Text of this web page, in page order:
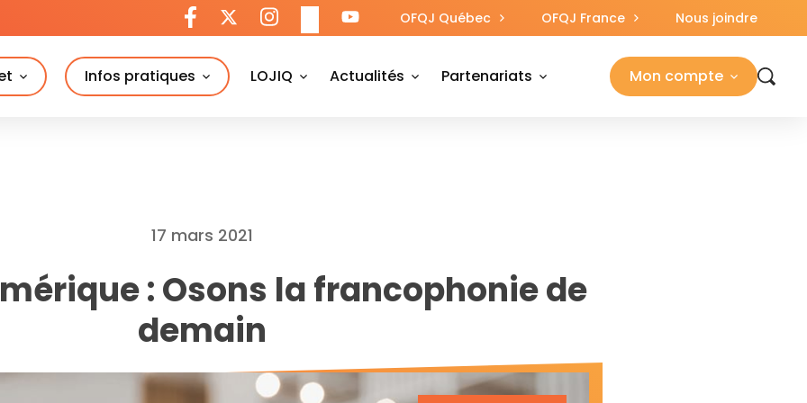
OFQJ Québec OFQJ France Nous joindre
Infos pratiques LOJIQ Actualités Partenariats Mon compte
17 mars 2021
: Osons la francophonie de
demain